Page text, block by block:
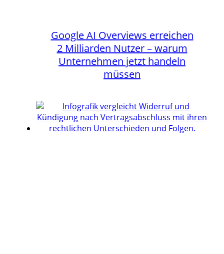
Google AI Overviews erreichen
2 Milliarden Nutzer – warum
Unternehmen jetzt handeln
müssen